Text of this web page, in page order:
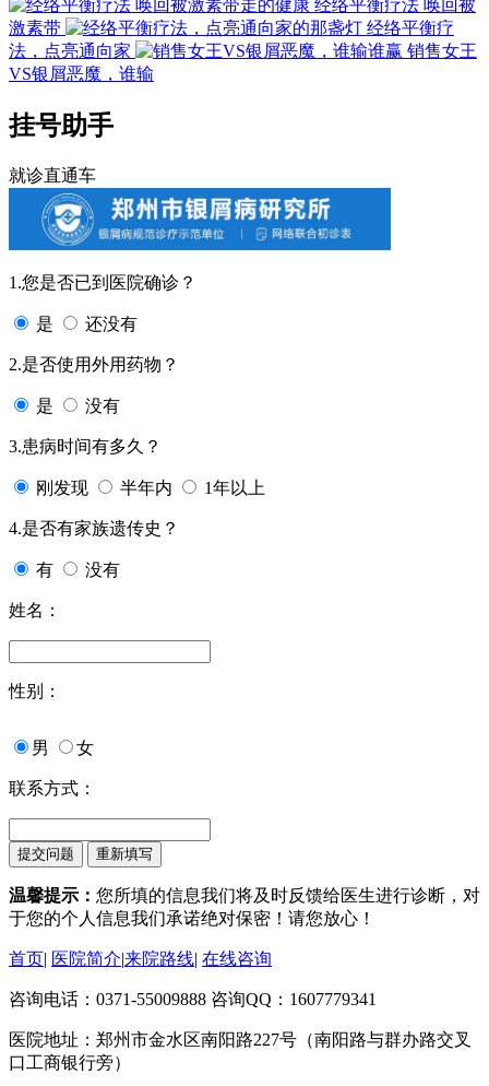
经络平衡疗法 唤回被
激素带
经络平衡疗
法，点亮通向家
销售女王
VS银屑恶魔，谁输
挂号助手
就诊直通车
1.您是否已到医院确诊？
是 还没有
2.是否使用外用药物？
是 没有
3.患病时间有多久？
刚发现 半年内 1年以上
4.是否有家族遗传史？
有 没有
姓名：
性别：
男 女
联系方式：
温馨提示： 您所填的信息我们将及时反馈给医生进行诊断，对
于您的个人信息我们承诺绝对保密！请您放心！
首页| 医院简介|来院路线| 在线咨询
咨询电话：0371-55009888 咨询QQ：1607779341
医院地址：郑州市金水区南阳路227号（南阳路与群办路交叉
口工商银行旁）